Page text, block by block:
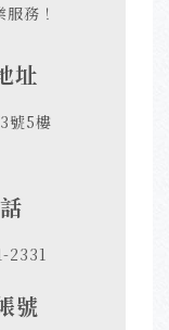
務！
址
號5樓
2331
號